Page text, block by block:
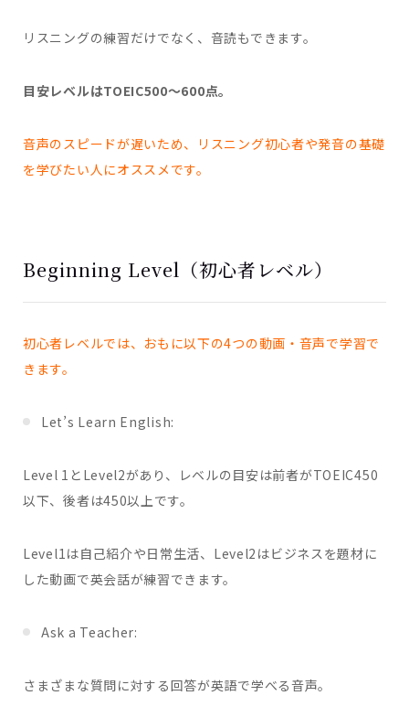
リスニングの練習だけでなく、音読もできます。
目安レベルはTOEIC500〜600点。
音声のスピードが遅いため、リスニング初心者や発音の基礎
を学びたい人にオススメです。
Beginning Level（初心者レベル）
初心者レベルでは、おもに以下の4つの動画・音声で学習で
きます。
Let’s Learn English:
Level 1とLevel2があり、レベルの目安は前者がTOEIC450
以下、後者は450以上です。
Level1は自己紹介や日常生活、Level2はビジネスを題材に
した動画で英会話が練習できます。
Ask a Teacher:
さまざまな質問に対する回答が英語で学べる音声。